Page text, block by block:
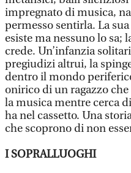
impregnato di musica,
permesso sentirla. La
esiste ma nessuno lo sa;
crede. Un’infanzia
pregiudizi altrui, la
dentro il mondo
onirico di un ragazzo
la musica mentre cerca
ha nel cassetto. Una
che scoprono di non
I SOPRALLUOGHI